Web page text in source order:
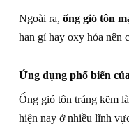
Ngoài ra, ống gió tôn
han gỉ hay oxy hóa nên
Ứng dụng phổ biến của
Ống gió tôn tráng kẽm
hiện nay ở nhiều lĩnh